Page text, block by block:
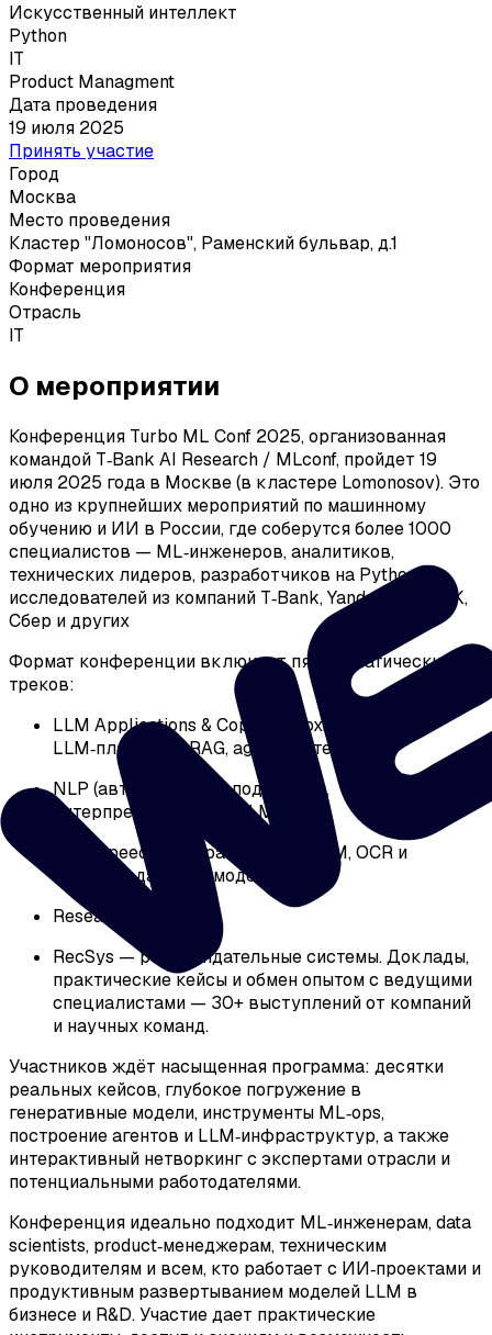
Искусственный интеллект
Python
IT
Product Managment
Дата проведения
19 июля 2025
Принять участие
Город
Москва
Место проведения
Кластер "Ломоносов", Раменский бульвар, д.1
Формат мероприятия
Конференция
Отрасль
IT
О мероприятии
Конференция Turbo ML Conf 2025, организованная
командой T‑Bank AI Research / MLconf, пройдет 19
июля 2025 года в Москве (в кластере Lomonosov). Это
одно из крупнейших мероприятий по машинному
обучению и ИИ в России, где соберутся более 1000
специалистов — ML‑инженеров, аналитиков,
технических лидеров, разработчиков на Python, Go,
исследователей из компаний T‑Bank, Yandex, Avito, VK,
Сбер и других
Формат конференции включает пять тематических
треков:
LLM Applications & Copilots (архитектура
LLM‑платформ, RAG, agent‑системы);
NLP (автоматизация поддержки,
интерпретируемость LLM);
CV & Speech (генерация речи, VLM, OCR и
мультимодальные модели);
Research & R&D;
RecSys — рекомендательные системы. Доклады,
практические кейсы и обмен опытом с ведущими
специалистами — 30+ выступлений от компаний
и научных команд.
Участников ждёт насыщенная программа: десятки
реальных кейсов, глубокое погружение в
генеративные модели, инструменты ML‑ops,
построение агентов и LLM‑инфраструктур, а также
интерактивный нетворкинг с экспертами отрасли и
потенциальными работодателями.
Конференция идеально подходит ML‑инженерам, data
scientists, product‑менеджерам, техническим
руководителям и всем, кто работает с ИИ‑проектами и
продуктивным развертыванием моделей LLM в
бизнесе и R&D. Участие дает практические